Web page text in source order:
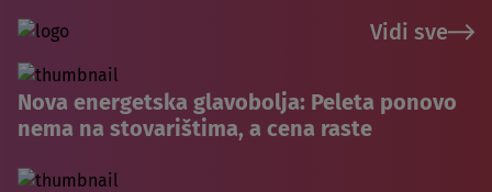
Vidi sve
Nova energetska glavobolja: Peleta ponovo
nema na stovarištima, a cena raste